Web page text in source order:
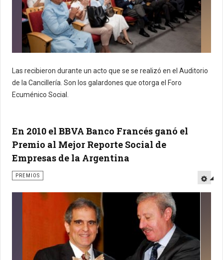
Las recibieron durante un acto que se se realizó en el Auditorio
de la Cancillería. Son los galardones que otorga el Foro
Ecuménico Social.
En 2010 el BBVA Banco Francés ganó el
Premio al Mejor Reporte Social de
Empresas de la Argentina
PREMIOS